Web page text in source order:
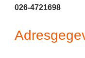
026-4721698